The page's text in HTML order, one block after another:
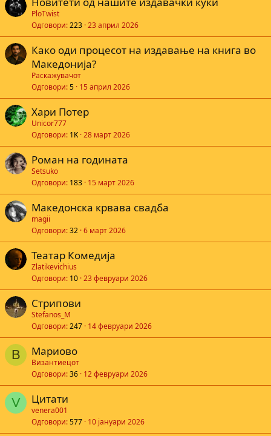
PloTwist
Одговори 223 23 април 2026
Како оди процесот на издавање на книга во
Македонија?
Раскажувачот
Одговори 5 15 април 2026
Хари Потер
Unicor777
Одговори 1K 28 март 2026
Роман на годината
Setsuko
Одговори 183 15 март 2026
Македонска крвава свадба
magii
Одговори 32 6 март 2026
Театар Комедија
Zlatikevichius
Одговори 10 23 февруари 2026
Стрипови
Stefanos_M
Одговори 247 14 февруари 2026
В Мариово
Византиецот
Одговори 36 12 февруари 2026
V Цитати
venera001
Одговори 577 10 јануари 2026